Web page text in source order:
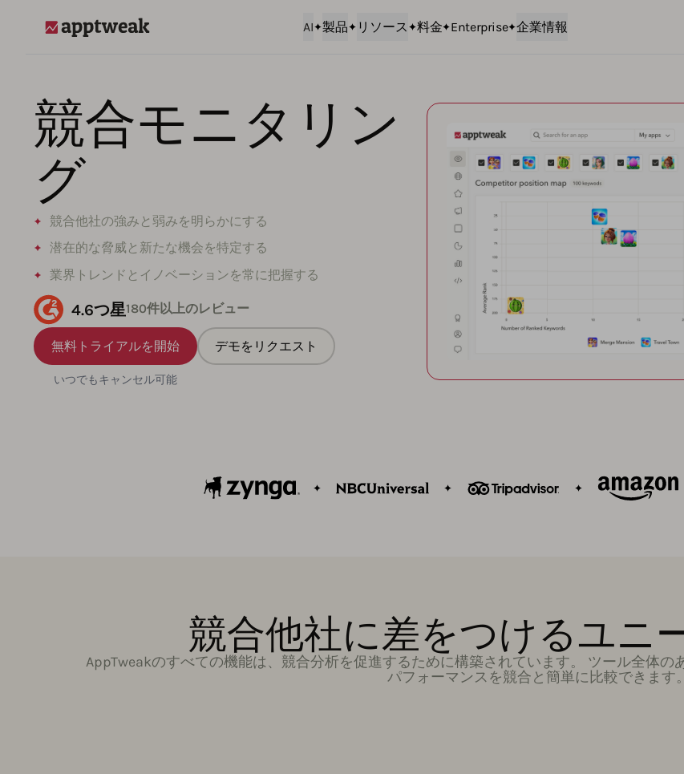
AI 製品 リソース 料金 Enterprise 企業情報
競合モニタリン
グ
競合他社の強みと弱みを明らかにする
潜在的な脅威と新たな機会を特定する
業界トレンドとイノベーションを常に把握する
4.6つ星180件以上のレビュー
無料トライアルを開始
いつでもキャンセル可能
デモをリクエスト
競合他社に差をつけるユニ
AppTweakのすべての機能は、競合分析を促進するために構築されています。 ツール全体
パフォーマンスを競合と簡単に比較できます。